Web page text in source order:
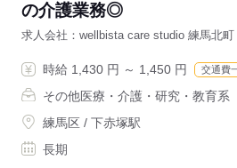
の介護業務◎
求人会社 wellbista care studio 練馬北町
時給 1,430 円 ～ 1,450 円 交通費
その他医療・介護・研究・教育系
練馬区 / 下赤塚駅
長期